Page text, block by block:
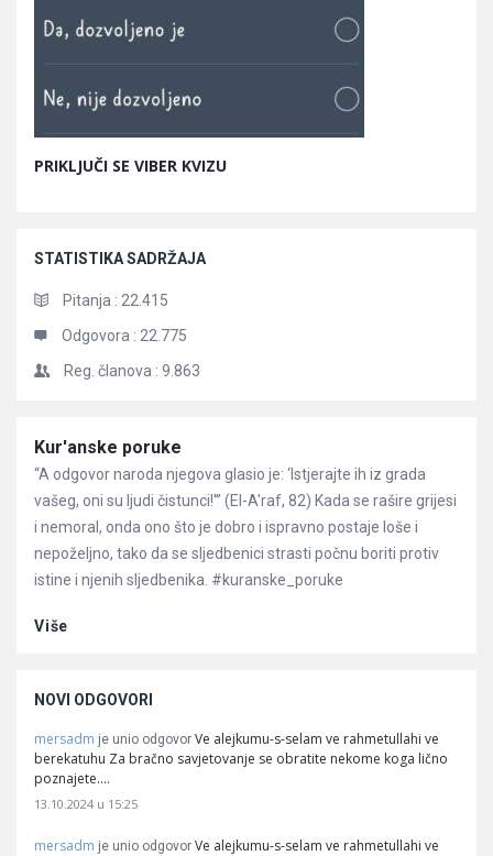
PRIKLJUČI SE VIBER KVIZU
STATISTIKA SADRŽAJA
Pitanja : 22.415
Odgovora : 22.775
Reg. članova : 9.863
Članci
Kur'anske poruke
“A odgovor naroda njegova glasio je: ‘Istjerajte ih iz grada
vašeg, oni su ljudi čistunci!'” (El-A'raf, 82) Kada se rašire grijesi
i nemoral, onda ono što je dobro i ispravno postaje loše i
nepoželjno, tako da se sljedbenici strasti počnu boriti protiv
istine i njenih sljedbenika. #kuranske_poruke
Više
NOVI ODGOVORI
mersadm je unio odgovor Ve alejkumu-s-selam ve rahmetullahi ve
berekatuhu Za bračno savjetovanje se obratite nekome koga lično
poznajete.…
13.10.2024 u 15:25
mersadm je unio odgovor Ve alejkumu-s-selam ve rahmetullahi ve